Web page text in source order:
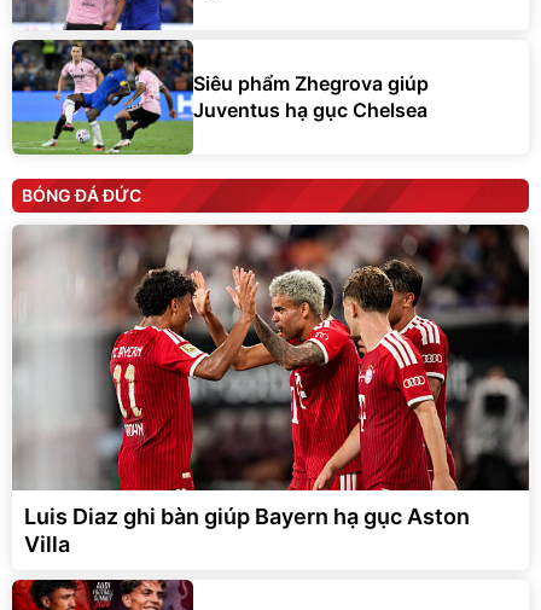
Siêu phẩm Zhegrova giúp
Juventus hạ gục Chelsea
BÓNG ĐÁ ĐỨC
Luis Diaz ghi bàn giúp Bayern hạ gục Aston
Villa